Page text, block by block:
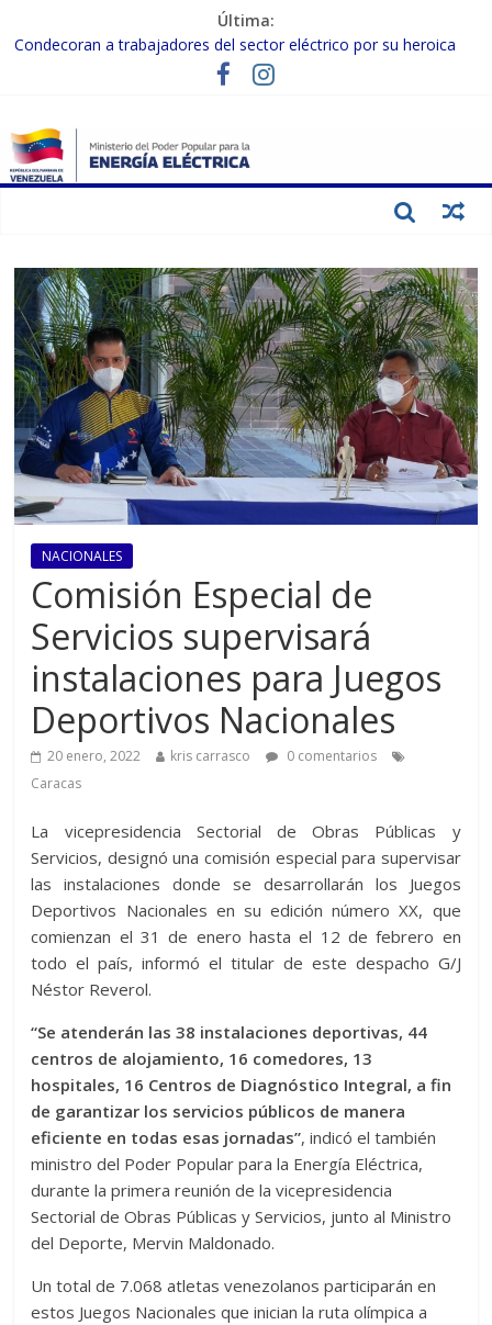
Última:
Condecoran a trabajadores del sector eléctrico por su heroica
labor tras el doble sismo del 24-J
Gobierno Nacional coordina acciones con el sector privado para
Inspeccionan trabajos de rehabilitación en instalaciones del SEN
en Carabobo
Gobierno Nacional activa plan preventivo para fortalecer el SEN
NACIONALES
Comisión Especial de
Servicios supervisará
instalaciones para Juegos
Deportivos Nacionales
20 enero, 2022 kris carrasco
0 comentarios
Caracas
La vicepresidencia Sectorial de Obras Públicas y
Servicios, designó una comisión especial para supervisar
las instalaciones donde se desarrollarán los Juegos
Deportivos Nacionales en su edición número XX, que
comienzan el 31 de enero hasta el 12 de febrero en
todo el país, informó el titular de este despacho G/J
Néstor Reverol.
“Se atenderán las 38 instalaciones deportivas, 44
centros de alojamiento, 16 comedores, 13
hospitales, 16 Centros de Diagnóstico Integral, a fin
de garantizar los servicios públicos de manera
eficiente en todas esas jornadas”, indicó el también
ministro del Poder Popular para la Energía Eléctrica,
durante la primera reunión de la vicepresidencia
Sectorial de Obras Públicas y Servicios, junto al Ministro
del Deporte, Mervin Maldonado.
Un total de 7.068 atletas venezolanos participarán en
estos Juegos Nacionales que inician la ruta olímpica a